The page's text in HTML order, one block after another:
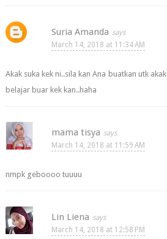
Suria Amanda
March 14, 2018 at 11:34 AM
Akak suka kek ni..sila kan Ana buatkan utk
belajar buar kek kan..haha
mama tisya
March 14, 2018 at 11:59 AM
nmpk geboooo tuuuu
Lin Liena
March 14, 2018 at 12:58 PM